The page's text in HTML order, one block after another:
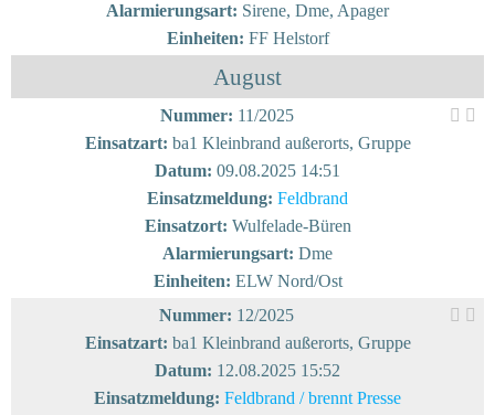
Alarmierungsart: Sirene, Dme, Apager
Einheiten: FF Helstorf
August
Nummer: 11/2025
Einsatzart: ba1 Kleinbrand außerorts, Gruppe
Datum: 09.08.2025 14:51
Einsatzmeldung: Feldbrand
Einsatzort: Wulfelade-Büren
Alarmierungsart: Dme
Einheiten: ELW Nord/Ost
Nummer: 12/2025
Einsatzart: ba1 Kleinbrand außerorts, Gruppe
Datum: 12.08.2025 15:52
Einsatzmeldung: Feldbrand / brennt Presse